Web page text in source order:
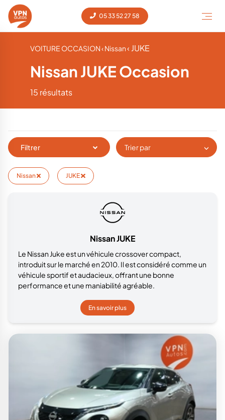
05 33 52 27 58
VOITURE OCCASION‹ Nissan‹ JUKE
Nissan JUKE Occasion
15 résultats
Filtrer Trier par
Nissan JUKE
Nissan JUKE
Le Nissan Juke est un véhicule crossover compact,
introduit sur le marché en 2010. Il est considéré comme un
véhicule sportif et audacieux, offrant une bonne
performance et une maniabilité agréable.
En savoir plus